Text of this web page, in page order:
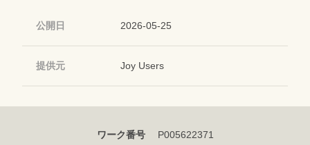
公開日 2026-05-25
提供元 Joy Users
ワーク番号 P005622371